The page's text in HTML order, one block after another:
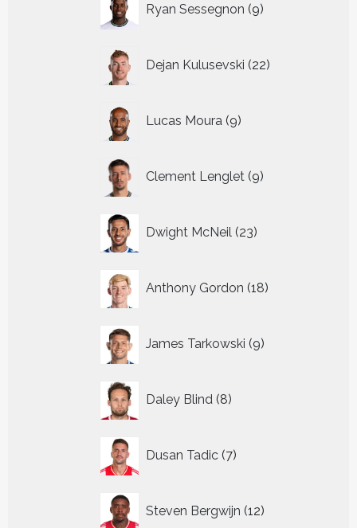
Ryan Sessegnon 9
producten
Dejan Kulusevski 22
producten
Lucas Moura 9
producten
Clement Lenglet 9
producten
Dwight McNeil 23
producten
Anthony Gordon 18
producten
James Tarkowski 9
producten
Daley Blind 8
producten
Dusan Tadic 7
producten
Steven Bergwijn 12
producten